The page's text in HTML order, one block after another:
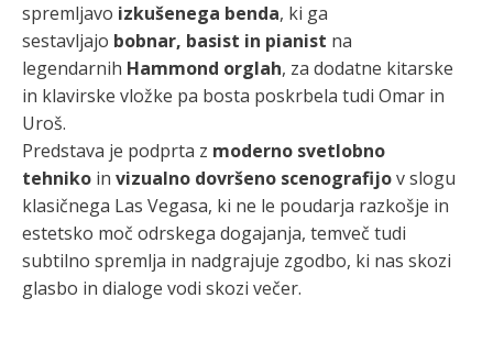
spremljavo izkušenega benda, ki ga
sestavljajo bobnar, basist in pianist na
legendarnih Hammond orglah, za dodatne kitarske
in klavirske vložke pa bosta poskrbela tudi Omar in
Uroš.
Predstava je podprta z moderno svetlobno
tehniko in vizualno dovršeno scenografijov slogu
klasičnega Las Vegasa, ki ne le poudarja razkošje in
estetsko moč odrskega dogajanja, temveč tudi
subtilno spremlja in nadgrajuje zgodbo, ki nas skozi
glasbo in dialoge vodi skozi večer.